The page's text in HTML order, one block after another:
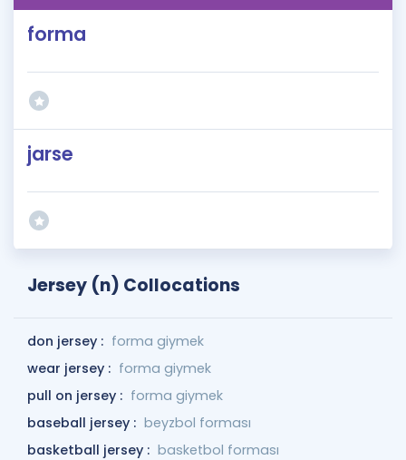
Blog
forma
jarse
Jersey (n) Collocations
don jersey : forma giymek
wear jersey : forma giymek
pull on jersey : forma giymek
baseball jersey : beyzbol forması
basketball jersey : basketbol forması